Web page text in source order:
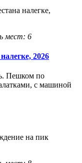
мест: 6
2026
Пешком по
с машиной